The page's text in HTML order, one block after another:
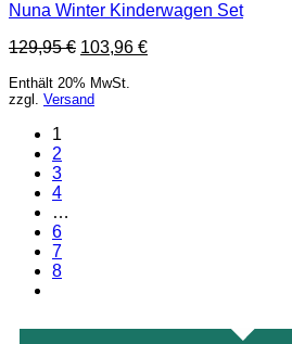
Nuna Winter Kinderwagen Set
129,95€ 103,96 €
Enthält 20% MwSt.
zzgl. Versand
1
2
3
4
…
6
7
8